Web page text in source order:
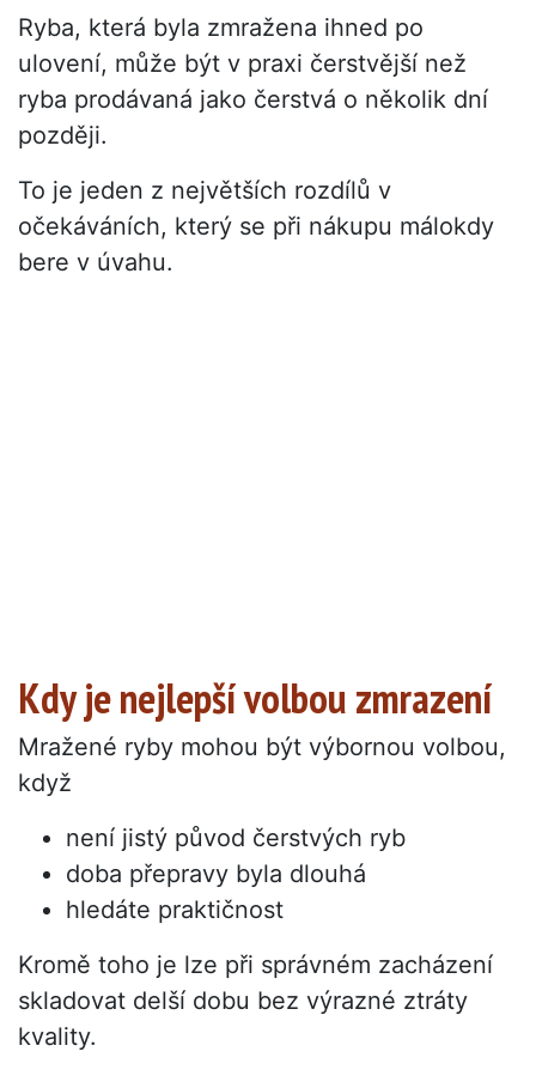
Ryba, která byla zmražena ihned po
ulovení, může být v praxi čerstvější než
ryba prodávaná jako čerstvá o několik dní
později.
To je jeden z největších rozdílů v
očekáváních, který se při nákupu málokdy
bere v úvahu.
Kdy je nejlepší volbou zmrazení
Mražené ryby mohou být výbornou volbou,
když
není jistý původ čerstvých ryb
doba přepravy byla dlouhá
hledáte praktičnost
Kromě toho je lze při správném zacházení
skladovat delší dobu bez výrazné ztráty
kvality.